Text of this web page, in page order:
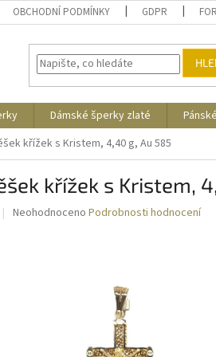
OBCHODNÍ PODMÍNKY GDPR
Dámské šperky zlaté
křížek s Kristem, 4,40 g, Au 585
křížek s Kristem,
Průměrné
Neohodnoceno Podrobnosti hodnocení